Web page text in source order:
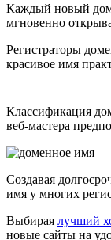
Каждый новый
мгновенно
Регистраторы
красивое имя
Классификация
веб-мастера
Создавая
имя у многих
Выбирая лучший
новые сайты на